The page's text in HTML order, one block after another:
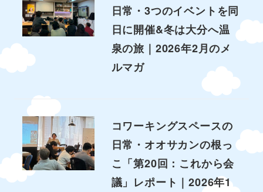
日常・3つのイベントを同
日に開催&冬は大分へ温
泉の旅｜2026年2月のメ
ルマガ
コワーキングスペースの
日常・オオサカンの根っ
こ「第20回：これから会
議」レポート｜2026年1